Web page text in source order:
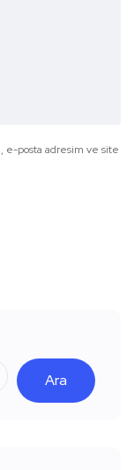
e-posta adresim ve site
Ara